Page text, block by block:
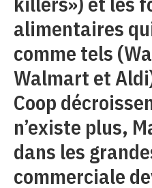
alimentaires
comme tels
Walmart et
Coop
n’existe plus,
dans les
commerciale